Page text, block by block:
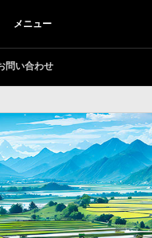
メニュー
問い合わせ